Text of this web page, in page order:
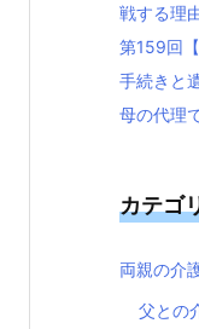
戦する理
第159回
手続きと
母の代理
カテゴ
両親の介
父との